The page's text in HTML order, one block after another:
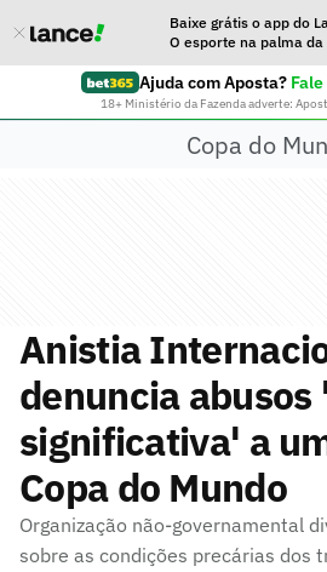
Baixe grátis o app do
O esporte na palma da
Ajuda com Aposta?
18+ Ministério da Fazenda adverte:
Copa do
Anistia
denuncia abusos
significativa' a
Copa do Mundo
Organização não-governamental
sobre as condições precárias dos